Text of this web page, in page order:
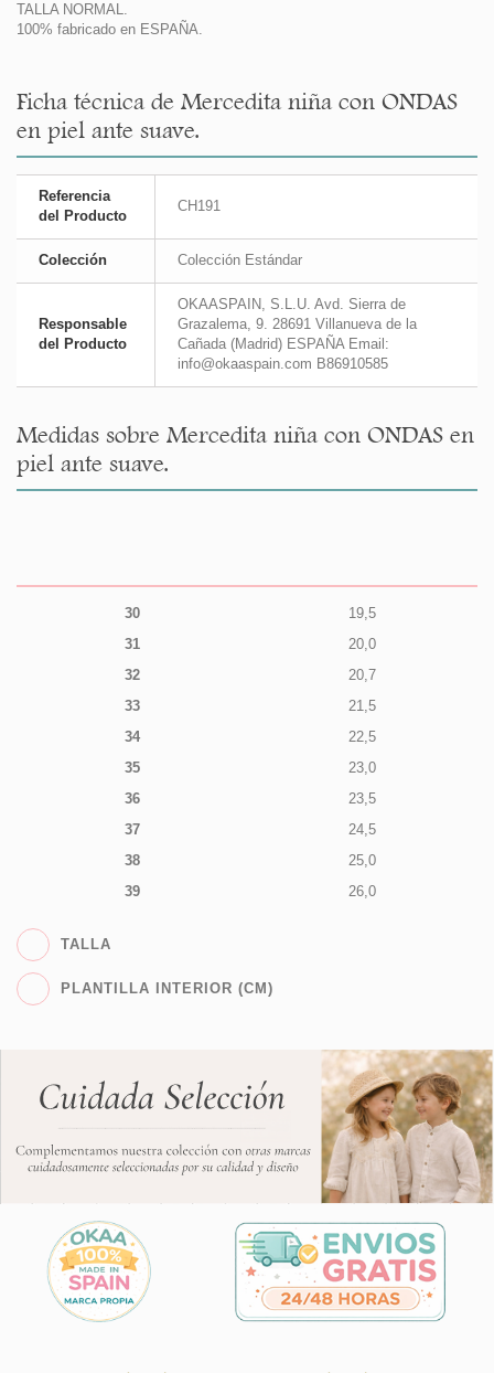
TALLA NORMAL.
100% fabricado en ESPAÑA.
Ficha técnica de Mercedita niña con ONDAS
en piel ante suave.
Referencia
del Producto
CH191
Colección Colección Estándar
Responsable
del Producto
OKAASPAIN, S.L.U. Avd. Sierra de
Grazalema, 9. 28691 Villanueva de la
Cañada (Madrid) ESPAÑA Email:
info@okaaspain.com B86910585
Medidas sobre Mercedita niña con ONDAS en
piel ante suave.
30
19,5
31
20,0
32
20,7
33
21,5
34
22,5
35
23,0
36
23,5
37
24,5
38
25,0
39
26,0
TALLA
PLANTILLA INTERIOR (CM)